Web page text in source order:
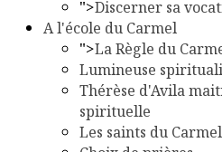
">Discerner sa
A l'école du Carmel
">La Règle du
Lumineuse
Thérèse d'Avila
spirituelle
Les saints du Carmel